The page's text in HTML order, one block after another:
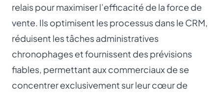
relais pour maximiser l’efficacité de la force de
vente. Ils optimisent les processus dans le CRM,
réduisent les tâches administratives
chronophages et fournissent des prévisions
fiables, permettant aux commerciaux de se
concentrer exclusivement sur leur cœur de